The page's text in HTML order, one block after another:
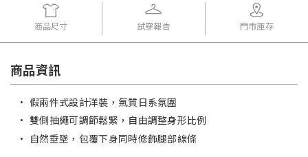
商品尺寸 試穿報告 門市庫存
商品資訊
• 假兩件式設計洋裝，氣質日系氛圍
• 雙側抽繩可調節鬆緊，自由調整身形比例
• 自然垂墜，包覆下身同時修飾腿部線條